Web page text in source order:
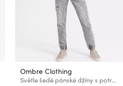
Ombre Clothing
Světle šedé pánské džíny s potrhaným efektem Ombre Clothing